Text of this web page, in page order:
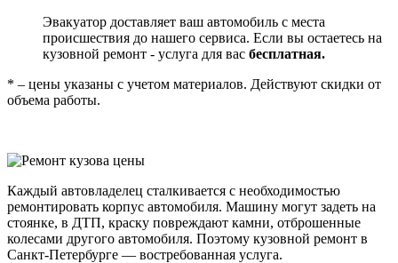
Эвакуатор доставляет ваш автомобиль с места
происшествия до нашего сервиса. Если вы остаетесь на
кузовной ремонт - услуга для вас бесплатная.
* – цены указаны с учетом материалов. Действуют скидки от
объема работы.
Каждый автовладелец сталкивается с необходимостью
ремонтировать корпус автомобиля. Машину могут задеть на
стоянке, в ДТП, краску повреждают камни, отброшенные
колесами другого автомобиля. Поэтому кузовной ремонт в
Санкт-Петербурге — востребованная услуга.